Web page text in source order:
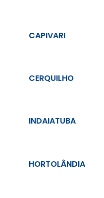
CAPIVARI
CERQUILHO
INDAIATUBA
HORTOLÂNDIA